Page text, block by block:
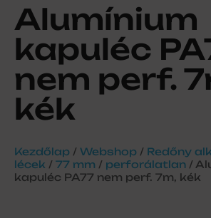
Alumínium
kapuléc
nem perf.
kék
Kezdőlap / Webshop / Redőny
lécek / 77 mm / perforálatlan /
kapuléc PA77 nem perf. 7m, kék